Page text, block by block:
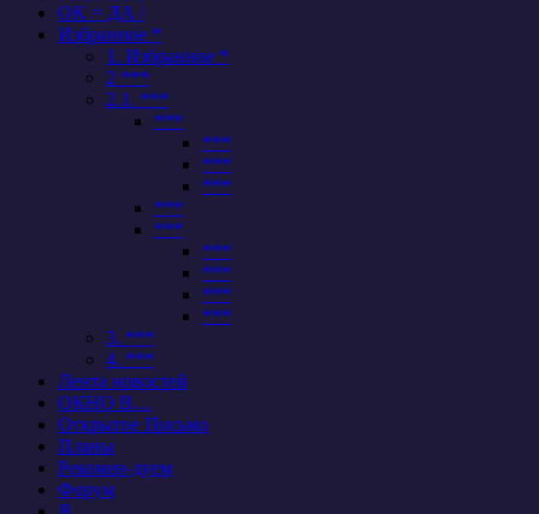
OK = ДА /
Избранное *
1. Избранное *
2 ***
2.1. ***
***
***
***
***
***
***
***
***
***
***
3. ***
4. ***
Лента новостей
ОКНО В…
Открытое Письмо
Планы
Рекомен-дуем
Форум